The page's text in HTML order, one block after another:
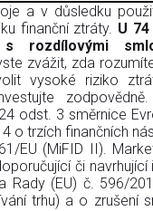
a v důsledku
finanční ztráty. U
rozdílovými
zvážit, zda
vysoké riziko
odst. 3 směrnice
o trzích finančních
EU (MiFID II).
či
Rady (EU) č. 596/
trhu) a o zrušení